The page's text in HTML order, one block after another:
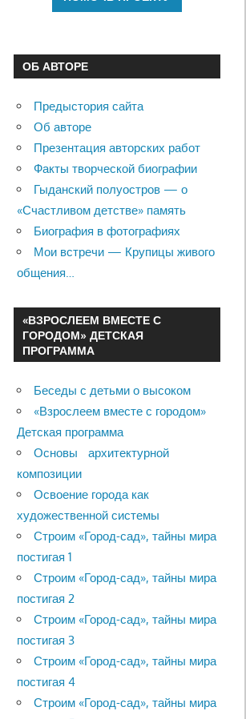
ОБ АВТОРЕ
Предыстория сайта
Об авторе
Презентация авторских работ
Факты творческой биографии
Гыданский полуостров — о
«Счастливом детстве» память
Биография в фотографиях
Мои встречи — Крупицы живого
общения…
«ВЗРОСЛЕЕМ ВМЕСТЕ С
ГОРОДОМ» ДЕТСКАЯ
ПРОГРАММА
Беседы с детьми о высоком
«Взрослеем вместе с городом»
Детская программа
Основы архитектурной
композиции
Освоение города как
художественной системы
Строим «Город-сад», тайны мира
постигая 1
Строим «Город-сад», тайны мира
постигая 2
Строим «Город-сад», тайны мира
постигая 3
Строим «Город-сад», тайны мира
постигая 4
Строим «Город-сад», тайны мира